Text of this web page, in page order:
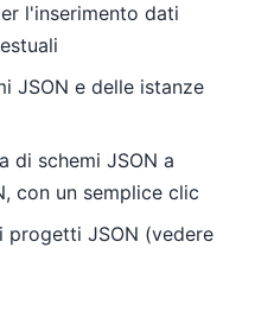
l'inserimento dati
JSON e delle istanze
di schemi JSON a
con un semplice clic
progetti JSON (vedere